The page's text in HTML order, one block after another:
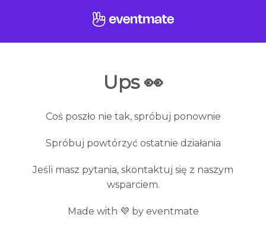
Ups 👀
Coś poszło nie tak, spróbuj ponownie
Spróbuj powtórzyć ostatnie działania
Jeśli masz pytania, skontaktuj się z naszym
wsparciem.
Made with 💜 by eventmate